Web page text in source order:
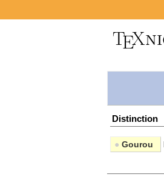
Distinction
● Gourou